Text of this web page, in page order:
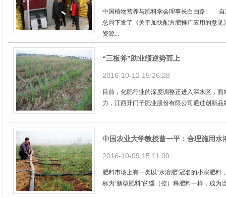
中国植物营养与肥料学会理事长白由路: 自
总局下发了《关于加快配方肥推广应用的意
资源...
“三板斧”助业绩逆势而上
2016-10-12 15:26:28
目前，化肥行业的深度调整正进入深水区，面
力，江西开门子肥业股份有限公司通过创新品
中国农业大学教授曹一平：合理施用水
2016-10-09 15:11:00
肥料市场上有一类以“水溶肥”冠名的小宗肥料
标为“新型肥料”的缓（控）释肥料一样，成为